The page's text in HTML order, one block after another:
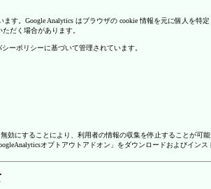
す。Google Analytics はブラウザの cookie 情報を元に個人
だく場合があります。
ーポリシーに基づいて管理されています。
効にすることにより、利用者の情報の収集を停止することが可能
オプトアウトアドオン」をダウンロードおよびイン